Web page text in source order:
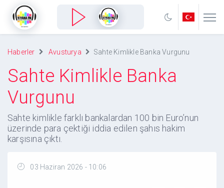
Haberler Avusturya Sahte Kimlikle Banka Vurgunu
Sahte Kimlikle Banka
Vurgunu
Sahte kimlikle farklı bankalardan 100 bin Euro’nun
üzerinde para çektiği iddia edilen şahıs hakim
karşısına çıktı.
03 Haziran 2026 - 10:06